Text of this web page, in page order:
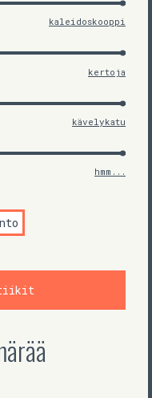
kaleidoskooppi
kertoja
kävelykatu
hmm...